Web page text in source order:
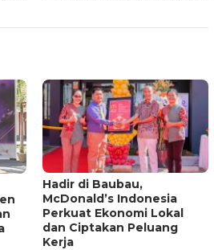
Hadir di Baubau,
McDonald’s Indonesia
Perkuat Ekonomi Lokal
dan Ciptakan Peluang
Kerja